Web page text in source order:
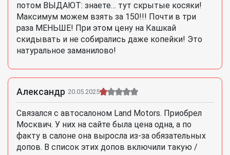
потом ВЫДАЮТ: знаете… тут скрытые косяки!
Максимум можем взять за 150!!! Почти в три
раза МЕНЬШЕ! При этом цену на Кашкай
скидывать и не собирались даже копейки! Это
натуральное заманилово!
Александр 20.05.2025
Связался с автосалоном Land Motors. Приобрел
Москвич. У них на сайте была цена одна, а по
факту в салоне она выросла из-за обязательных
допов. В список этих допов включили такую /